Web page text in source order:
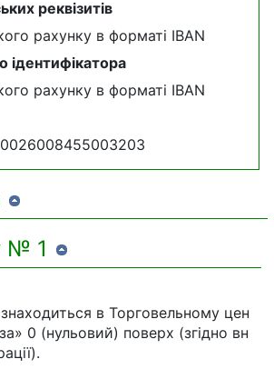
реквізитів
рахунку в форматі IBAN
ідентифікатора
рахунку в форматі IBAN
№ 1
в Торговельному цен
0 (нульовий) поверх (згідно вн